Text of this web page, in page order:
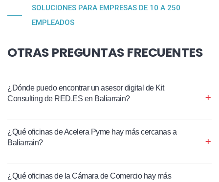
SOLUCIONES PARA EMPRESAS DE 10 A 250
EMPLEADOS
OTRAS PREGUNTAS FRECUENTES
¿Dónde puedo encontrar un asesor digital de Kit
Consulting de RED.ES en Baliarrain?
¿Qué oficinas de Acelera Pyme hay más cercanas a
Baliarrain?
¿Qué oficinas de la Cámara de Comercio hay más